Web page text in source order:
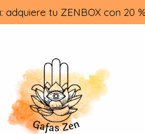
adquiere tu ZENBOX con 20